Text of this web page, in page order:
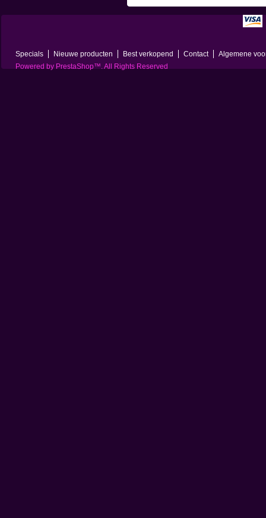
Specials Nieuwe producten Best verkopend Contact
Algemene
Powered by PrestaShop™. All Rights Reserved